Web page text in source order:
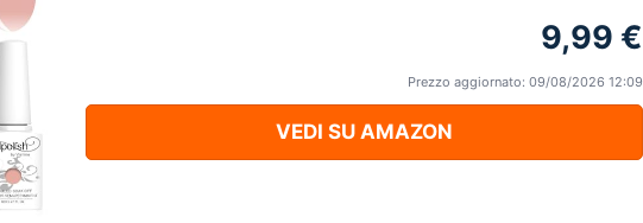
9,99 €
Prezzo aggiornato: 09/08/2026 12:09
VEDI SU AMAZON